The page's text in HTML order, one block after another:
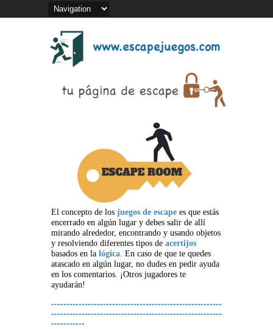
El concepto de los juegos de escape es que estás
encerrado en algún lugar y debes salir de allí
mirando alrededor, encontrando y usando objetos
y resolviendo diferentes tipos de acertijos
basados en la lógica. En caso de que te quedes
atascado en algún lugar, no dudes en pedir ayuda
en los comentarios. ¡Otros jugadores te
ayudarán!
--------------------------------------------------------
--------------------------------------------------------
-----------